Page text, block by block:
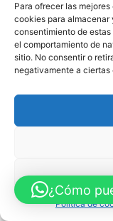
Para ofrecer las
cookies para almacenar
consentimiento de
el comportamiento de
sitio. No consentir o
negativamente a
Política de
¿Cómo